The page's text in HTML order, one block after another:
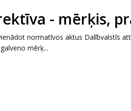
- mērķis,
normatīvos aktus Dalībvalstīs
mērķ...